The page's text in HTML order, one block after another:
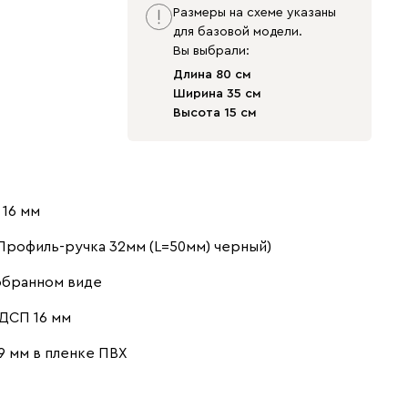
Молочный
зеленый МДФ
МДФ
Размеры на схеме указаны
для базовой модели.
Вы выбрали:
Длина 80 см
Ширина 35 см
Высота 15 см
мм
ручка 32мм (L=50мм) черный)
виде
16 мм
мм в пленке ПВХ